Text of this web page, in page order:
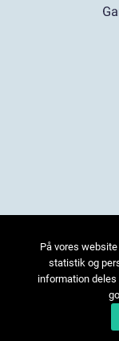
På vores
statistik og
information